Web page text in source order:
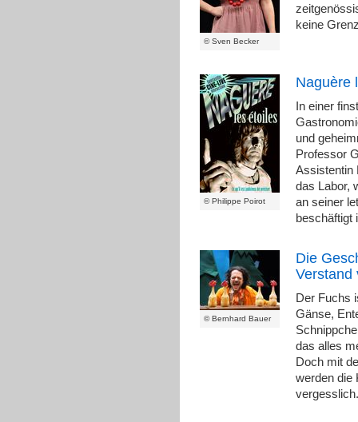
© Sven Becker
keine
© Philippe Poirot
Naguère
In einer
und
Professor
Assistentin
das Labor,
an seiner
beschäftigt
© Bernhard Bauer
Die
Verstand
Der Fuchs
Gänse,
das alles
Doch mit
werden die